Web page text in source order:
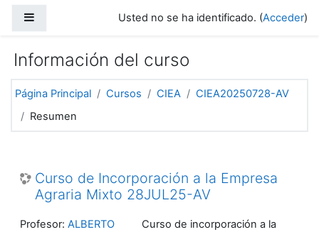
Usted no se ha identificado. (Acceder)
Información del curso
Página Principal Cursos CIEA
CIEA20250728-AV
Resumen
Curso de Incorporación a la Empresa
Agraria Mixto 28JUL25-AV
Curso de incorporación a la
Profesor: ALBERTO